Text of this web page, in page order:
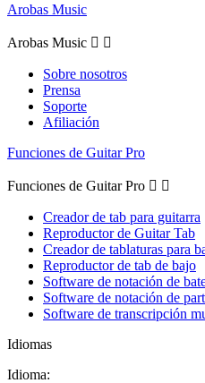
Arobas Music
Arobas Music  
Sobre nosotros
Prensa
Soporte
Afiliación
Funciones de Guitar Pro
Funciones de Guitar Pro  
Creador de tab para guitarra
Reproductor de Guitar Tab
Creador de tablaturas para
Reproductor de tab de bajo
Software de notación de
Software de notación de
Software de transcripción
Idiomas
Idioma: